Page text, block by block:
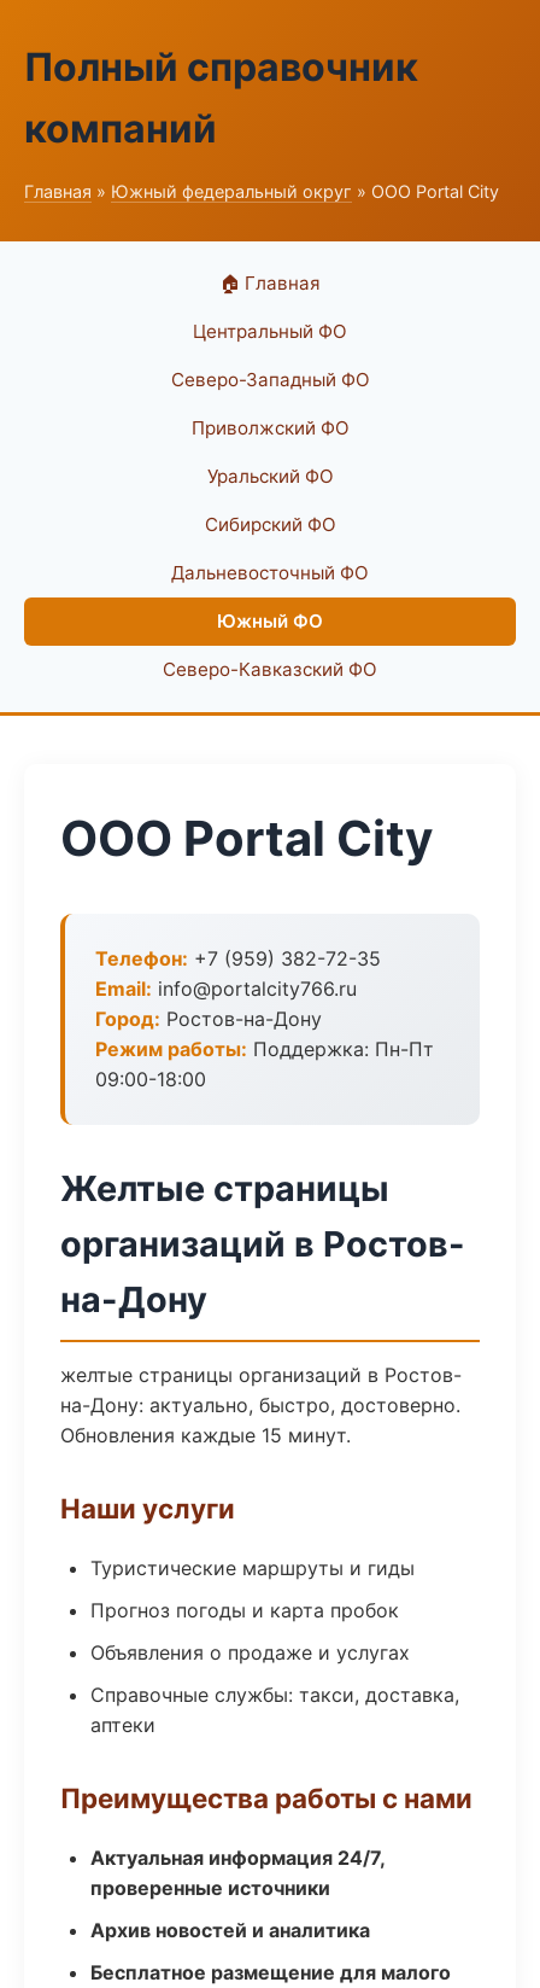
Полный справочник
компаний
Главная » Южный федеральный округ » ООО Portal City
🏠 Главная
Центральный ФО
Северо-Западный ФО
Приволжский ФО
Уральский ФО
Сибирский ФО
Дальневосточный ФО
Южный ФО
Северо-Кавказский ФО
ООО Portal City
Телефон: +7 (959) 382-72-35
Email: info@portalcity766.ru
Город: Ростов-на-Дону
Режим работы: Поддержка: Пн-Пт
09:00-18:00
Желтые страницы
организаций в Ростов-
на-Дону
желтые страницы организаций в Ростов-
на-Дону: актуально, быстро, достоверно.
Обновления каждые 15 минут.
Наши услуги
Туристические маршруты и гиды
Прогноз погоды и карта пробок
Объявления о продаже и услугах
Справочные службы: такси, доставка,
аптеки
Преимущества работы с нами
Актуальная информация 24/7,
проверенные источники
Архив новостей и аналитика
Бесплатное размещение для малого